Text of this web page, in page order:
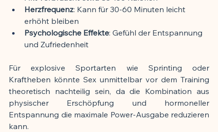
Herzfrequenz: Kann für 30-60 Minuten leicht
erhöht bleiben
Psychologische Effekte: Gefühl der Entspannung
und Zufriedenheit
Für explosive Sportarten wie Sprinting oder
Kraftheben könnte Sex unmittelbar vor dem Training
theoretisch nachteilig sein, da die Kombination aus
physischer Erschöpfung und hormoneller
Entspannung die maximale Power-Ausgabe reduzieren
kann.